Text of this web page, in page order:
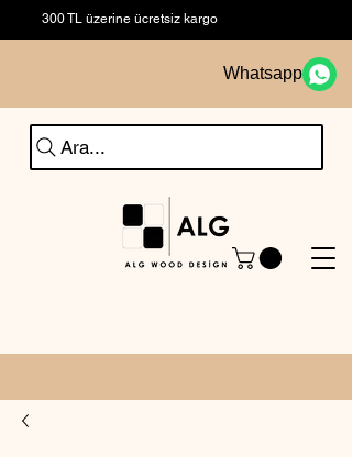
300 TL üzerine ücretsiz kargo
Ara...
Whatsapp